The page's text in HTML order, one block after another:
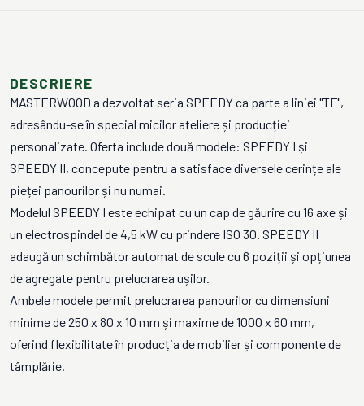
DESCRIERE
MASTERWOOD a dezvoltat seria SPEEDY ca parte a liniei "TF",
adresându-se în special micilor ateliere și producției
personalizate. Oferta include două modele: SPEEDY I și
SPEEDY II, concepute pentru a satisface diversele cerințe ale
pieței panourilor și nu numai.
Modelul SPEEDY I este echipat cu un cap de găurire cu 16 axe și
un electrospindel de 4,5 kW cu prindere ISO 30. SPEEDY II
adaugă un schimbător automat de scule cu 6 poziții și opțiunea
de agregate pentru prelucrarea ușilor.
Ambele modele permit prelucrarea panourilor cu dimensiuni
minime de 250 x 80 x 10 mm și maxime de 1000 x 60 mm,
oferind flexibilitate în producția de mobilier și componente de
tâmplărie.